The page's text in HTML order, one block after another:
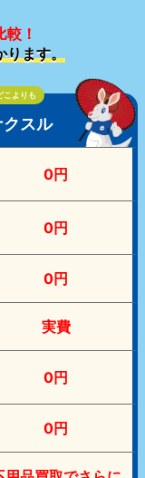
較！
ます。
こよりも
クスル
0円
0円
0円
実費
0円
0円